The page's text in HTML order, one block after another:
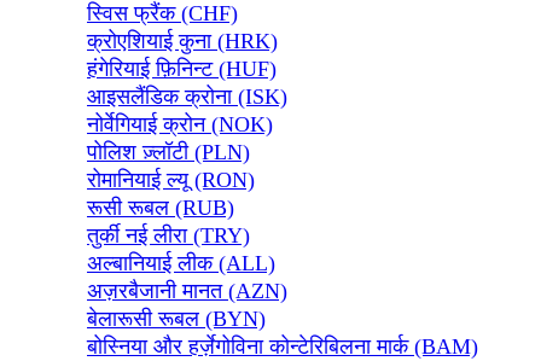
स्विस फ्रैंक (CHF)
क्रोएशियाई कुना (HRK)
हंगेरियाई फ़िनिन्ट (HUF)
आइसलैंडिक क्रोना (ISK)
नोर्वेगियाई क्रोन (NOK)
पोलिश ज़्लॉटी (PLN)
रोमानियाई ल्यू (RON)
रूसी रूबल (RUB)
तुर्की नई लीरा (TRY)
अल्बानियाई लीक (ALL)
अज़रबैजानी मानत (AZN)
बेलारूसी रूबल (BYN)
बोस्निया और हर्ज़ेगोविना कोन्टेरिबिलना मार्क (BAM)